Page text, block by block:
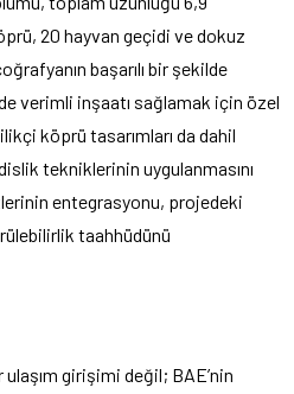
20 hayvan geçidi ve dokuz
başarılı bir şekilde
verimli inşaatı sağlamak için özel
köprü tasarımları da dahil
tekniklerinin uygulanmasını
entegrasyonu, projedeki
taahhüdünü
girişimi değil; BAE’nin